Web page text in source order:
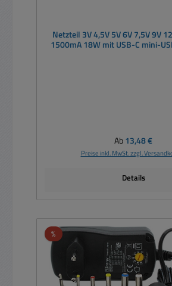
Netzteil 3V 4,5V 5V 6V 7,5V 9V
1500mA 18W mit USB-C mini-
Regulärer Preis:
Ab13,48 €
Preise inkl. MwSt. zzgl.
Details
%Rabatt